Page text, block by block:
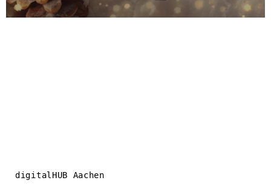
digitalHUB Aachen